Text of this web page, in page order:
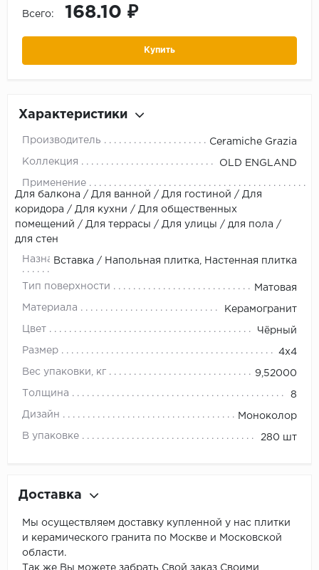
Всего: 168.10 ₽
Купить
Характеристики
Производитель Ceramiche Grazia
Коллекция OLD ENGLAND
Применение
Для балкона / Для ванной / Для гостиной / Для
коридора / Для кухни / Для общественных
помещений / Для террасы / Для улицы / для пола /
для стен
НазначениеВставка / Напольная плитка, Настенная плитка
Тип поверхности Матовая
Материала Керамогранит
Цвет Чёрный
Размер 4x4
Вес упаковки, кг 9,52000
Толщина 8
Дизайн Моноколор
В упаковке 280 шт
Доставка
Мы осуществляем доставку купленной у нас плитки
и керамического гранита по Москве и Московской
области.
Так же Вы можете забрать Свой заказ Своими